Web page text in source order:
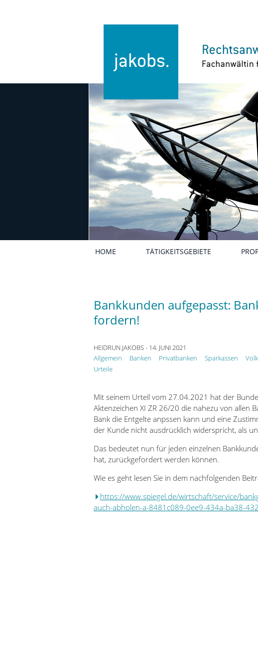
Bankkunden aufgepasst:
fordern!
HEIDRUN JAKOBS- 14. JUNI 2021
Allgemein
Banken Privatbanken Sparkassen
Urteile
Mit seinem Urteil vom 27.04.2021 hat der
Aktenzeichen XI ZR 26/20 die nahezu von allen
Bank die Entgelte anpssen kann und eine
der Kunde nicht ausdrücklich widerspricht, als
Das bedeutet nun für jeden einzelnen
hat, zurückgefordert werden können.
Wie es geht lesen Sie in dem nachfolgenden
https://www.spiegel.de/wirtschaft/service/
auch-abholen-a-8481c089-0ee9-434a-ba38-
HOME TÄTIGKEITSGEBIETE